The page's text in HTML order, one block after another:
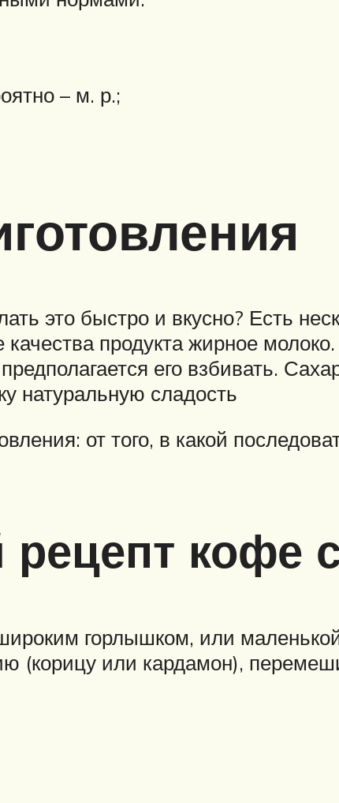
– м. р.;
это быстро и вкусно? Есть
продукта жирное
его взбивать.
натуральную сладость
от того, в какой
рецепт кофе
горлышком, или
(корицу или кардамон),